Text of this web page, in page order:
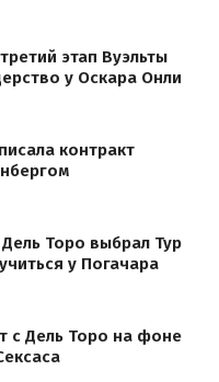
этап Вуэльты
у Оскара Онли
контракт
Торо выбрал Тур
у Погачара
с Дель Торо на фоне